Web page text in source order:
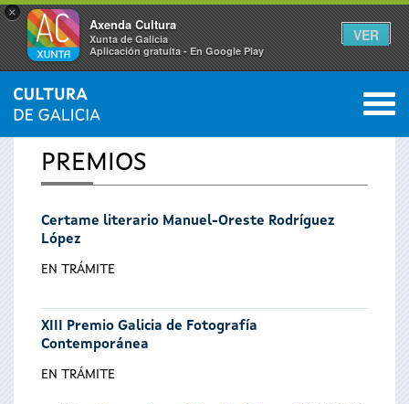
×
Axenda Cultura
Xunta de Galicia
Aplicación gratuíta - En Google Play
VER
Vostede
está
aquí
INICIO 0
PREMIOS
Certame literario Manuel-Oreste Rodríguez
López
EN TRÁMITE
XIII Premio Galicia de Fotografía
Contemporánea
EN TRÁMITE